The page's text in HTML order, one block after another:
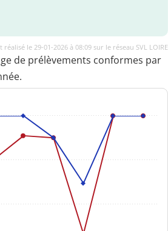
réalisé le 29-01-2026 à 08:09 sur le réseau SVL LOIRE
de prélèvements conformes par